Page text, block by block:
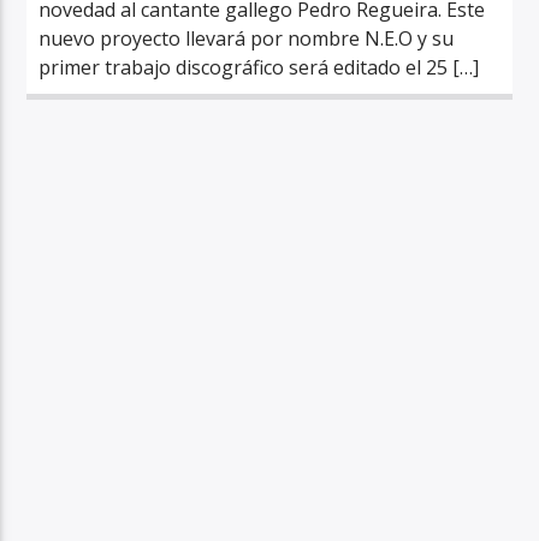
novedad al cantante gallego Pedro Regueira. Este
nuevo proyecto llevará por nombre N.E.O y su
primer trabajo discográfico será editado el 25 […]